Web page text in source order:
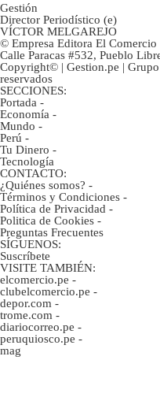
Gestión
Director Periodístico (e)
VÍCTOR MELGAREJO
© Empresa Editora El Comercio
Calle Paracas #532, Pueblo
Copyright© | Gestion.pe |
reservados
SECCIONES:
Portada -
Economía -
Mundo -
Perú -
Tu Dinero -
Tecnología
CONTACTO:
¿Quiénes somos? -
Términos y Condiciones -
Política de Privacidad -
Politica de Cookies -
Preguntas Frecuentes
SÍGUENOS:
Suscríbete
VISITE TAMBIÉN:
elcomercio.pe -
clubelcomercio.pe -
depor.com -
trome.com -
diariocorreo.pe -
peruquiosco.pe -
mag